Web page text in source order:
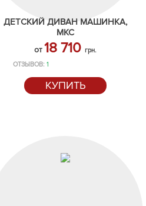
ДЕТСКИЙ ДИВАН МАШИНКА,
МКС
от18 710 грн.
ОТЗЫВОВ: 1
КУПИТЬ